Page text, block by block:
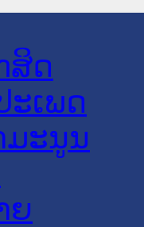
ສິດ
ະເພດ
ມະນູນ
ຍ